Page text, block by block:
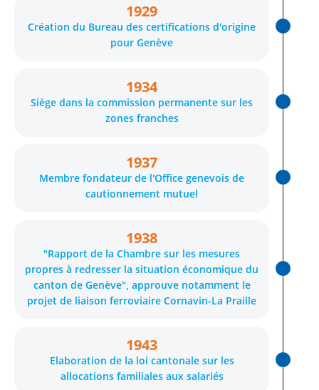
1929
Création du Bureau des certifications d'origine
pour Genève
1934
Siège dans la commission permanente sur les
zones franches
1937
Membre fondateur de l'Office genevois de
cautionnement mutuel
1938
"Rapport de la Chambre sur les mesures
propres à redresser la situation économique du
canton de Genève", approuve notamment le
projet de liaison ferroviaire Cornavin-La Praille
1943
Elaboration de la loi cantonale sur les
allocations familiales aux salariés